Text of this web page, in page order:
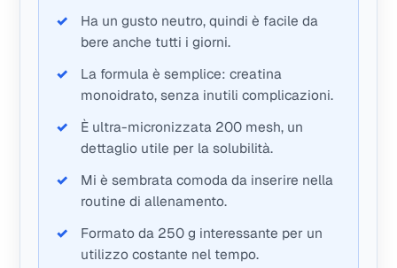
Ha un gusto neutro, quindi è facile da
bere anche tutti i giorni.
La formula è semplice: creatina
monoidrato, senza inutili complicazioni.
È ultra-micronizzata 200 mesh, un
dettaglio utile per la solubilità.
Mi è sembrata comoda da inserire nella
routine di allenamento.
Formato da 250 g interessante per un
utilizzo costante nel tempo.